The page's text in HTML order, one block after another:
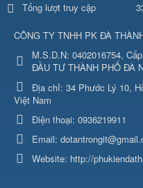
Tổng lượt truy cập
CÔNG TY TNHH PK ĐÀ
M.S.D.N: 0402016754,
ĐẦU TƯ THÀNH PHỐ ĐÀ
Địa chỉ: 34 Phước Lý 10,
Việt Nam
Điện thoại: 0936219911
Email:
Website: http://